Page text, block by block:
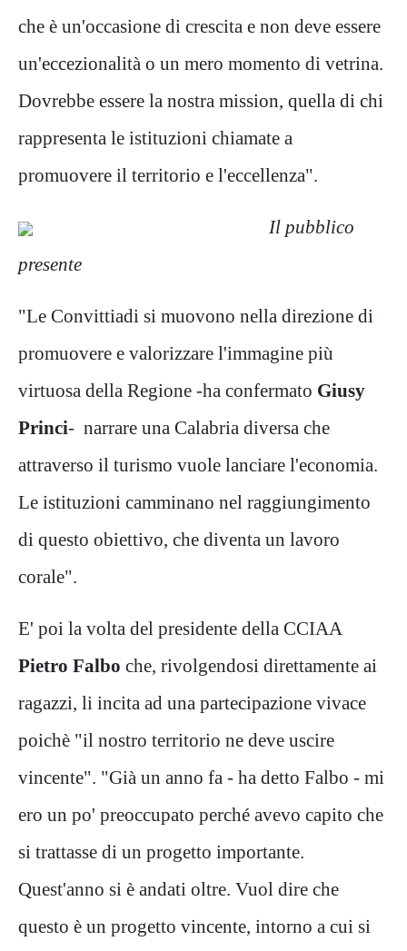
che è un'occasione di crescita e non deve essere
un'eccezionalità o un mero momento di vetrina.
Dovrebbe essere la nostra mission, quella di chi
rappresenta le istituzioni chiamate a
promuovere il territorio e l'eccellenza".
Il pubblico
presente
"Le Convittiadi si muovono nella direzione di
promuovere e valorizzare l'immagine più
virtuosa della Regione -ha confermato Giusy
Princi- narrare una Calabria diversa che
attraverso il turismo vuole lanciare l'economia.
Le istituzioni camminano nel raggiungimento
di questo obiettivo, che diventa un lavoro
corale".
E' poi la volta del presidente della CCIAA
Pietro Falbo che, rivolgendosi direttamente ai
ragazzi, li incita ad una partecipazione vivace
poichè "il nostro territorio ne deve uscire
vincente". "Già un anno fa - ha detto Falbo - mi
ero un po' preoccupato perché avevo capito che
si trattasse di un progetto importante.
Quest'anno si è andati oltre. Vuol dire che
questo è un progetto vincente, intorno a cui si